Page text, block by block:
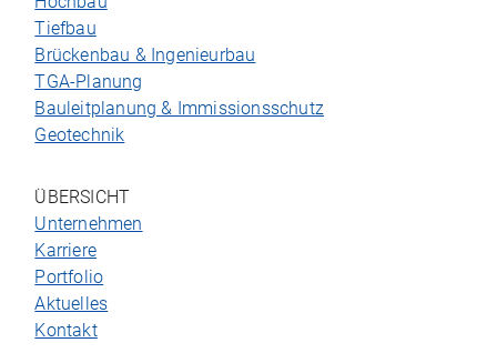
Tiefbau
Brückenbau & Ingenieurbau
TGA-Planung
Bauleitplanung & Immissionsschutz
Geotechnik
ÜBERSICHT
Unternehmen
Karriere
Portfolio
Aktuelles
Kontakt